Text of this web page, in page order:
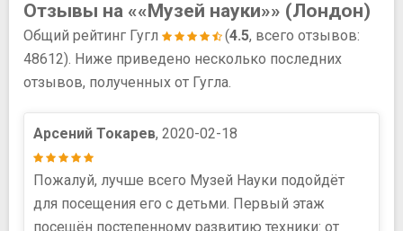
Отзывы на ««Музей науки»» (Лондон)
Общий рейтинг Гугл (4.5, всего отзывов:
48612). Ниже приведено несколько последних
отзывов, полученных от Гугла.
Арсений Токарев, 2020-02-18
Пожалуй, лучше всего Музей Науки подойдёт
для посещения его с детьми. Первый этаж
посещён постепенному развитию техники: от